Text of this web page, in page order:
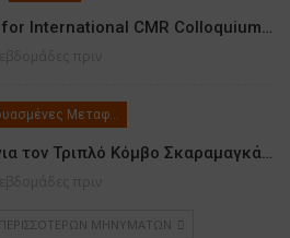
International CMR Colloquium…
Συνδυασμένες Μεταφορές
τον Τριπλό Κόμβο Σκαραμαγκά…
ΜΗΝΥΜΆΤΩΝ